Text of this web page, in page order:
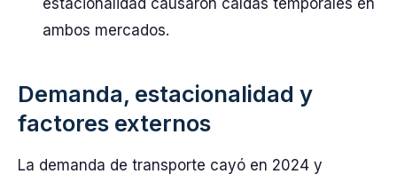
estacionalidad causaron caídas temporales en
ambos mercados.
Demanda, estacionalidad y
factores externos
La demanda de transporte cayó en 2024 y